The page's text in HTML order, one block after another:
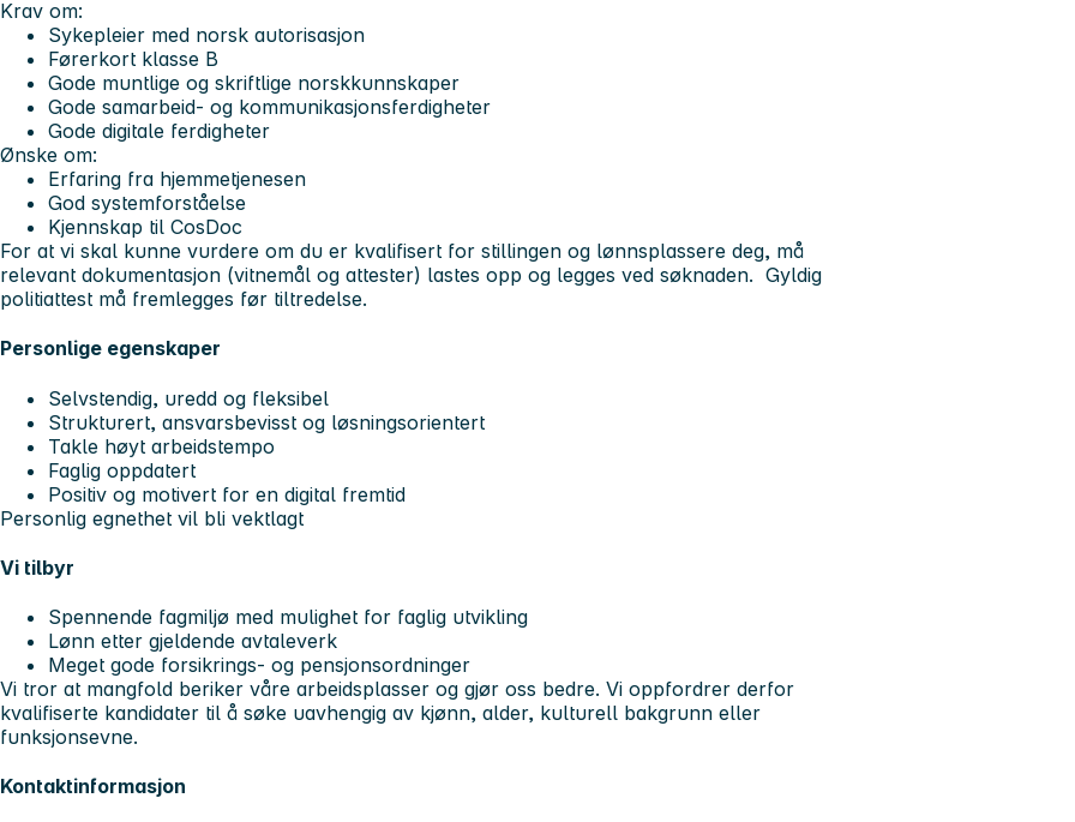
Krav om:
Sykepleier med norsk autorisasjon
Førerkort klasse B
Gode muntlige og skriftlige norskkunnskaper
Gode samarbeid- og kommunikasjonsferdigheter
Gode digitale ferdigheter
Ønske om:
Erfaring fra hjemmetjenesen
God systemforståelse
Kjennskap til CosDoc
For at vi skal kunne vurdere om du er kvalifisert for stillingen og lønnsplassere deg, må
relevant dokumentasjon (vitnemål og attester) lastes opp og legges ved søknaden. Gyldig
politiattest må fremlegges før tiltredelse.
Personlige egenskaper
Selvstendig, uredd og fleksibel
Strukturert, ansvarsbevisst og løsningsorientert
Takle høyt arbeidstempo
Faglig oppdatert
Positiv og motivert for en digital fremtid
Personlig egnethet vil bli vektlagt
Vi tilbyr
Spennende fagmiljø med mulighet for faglig utvikling
Lønn etter gjeldende avtaleverk
Meget gode forsikrings- og pensjonsordninger
Vi tror at mangfold beriker våre arbeidsplasser og gjør oss bedre. Vi oppfordrer derfor
kvalifiserte kandidater til å søke uavhengig av kjønn, alder, kulturell bakgrunn eller
funksjonsevne.
Kontaktinformasjon